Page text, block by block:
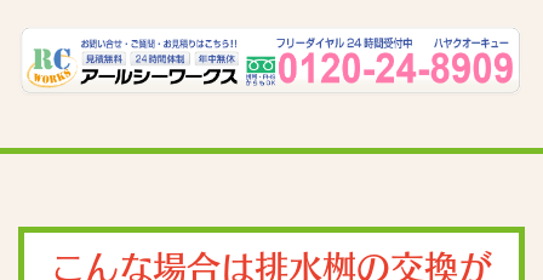
こんな場合は排水桝の交換が